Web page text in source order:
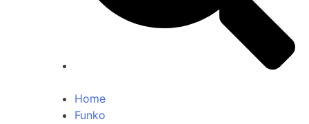
Home
Funko